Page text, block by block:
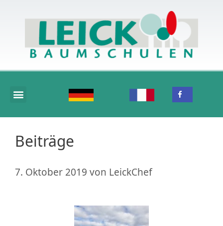
Beiträge
7. Oktober 2019 von LeickChef